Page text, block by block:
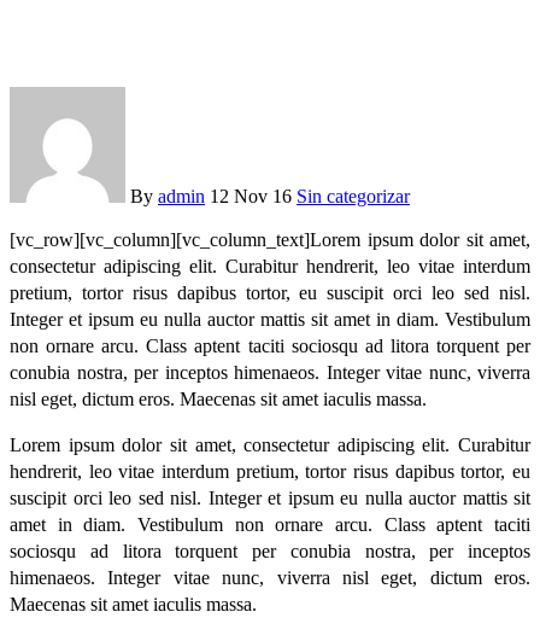
By admin 12 Nov 16 Sin categorizar
[vc_row][vc_column][vc_column_text]Lorem ipsum dolor sit amet,
consectetur adipiscing elit. Curabitur hendrerit, leo vitae interdum
pretium, tortor risus dapibus tortor, eu suscipit orci leo sed nisl.
Integer et ipsum eu nulla auctor mattis sit amet in diam. Vestibulum
non ornare arcu. Class aptent taciti sociosqu ad litora torquent per
conubia nostra, per inceptos himenaeos. Integer vitae nunc, viverra
nisl eget, dictum eros. Maecenas sit amet iaculis massa.
Lorem ipsum dolor sit amet, consectetur adipiscing elit. Curabitur
hendrerit, leo vitae interdum pretium, tortor risus dapibus tortor, eu
suscipit orci leo sed nisl. Integer et ipsum eu nulla auctor mattis sit
amet in diam. Vestibulum non ornare arcu. Class aptent taciti
sociosqu ad litora torquent per conubia nostra, per inceptos
himenaeos. Integer vitae nunc, viverra nisl eget, dictum eros.
Maecenas sit amet iaculis massa.